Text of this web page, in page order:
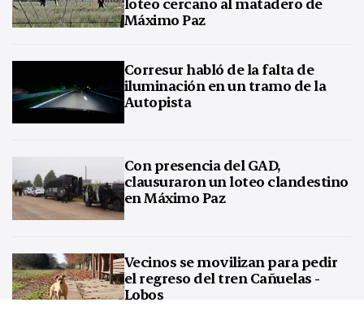
Máximo Paz
Corresur habló de la falta de
iluminación en un tramo de la
Autopista
Con presencia del GAD,
clausuraron un loteo clandestino
en Máximo Paz
Vecinos se movilizan para pedir
el regreso del tren Cañuelas -
Lobos